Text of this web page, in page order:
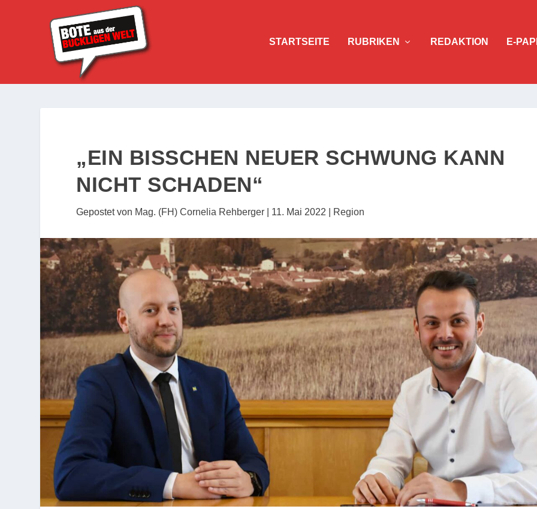
STARTSEITE RUBRIKEN REDAKTION E-
„EIN BISSCHEN NEUER SCHWUNG KANN
NICHT SCHADEN“
Gepostet von Mag. (FH) Cornelia Rehberger 11. Mai 2022 Region